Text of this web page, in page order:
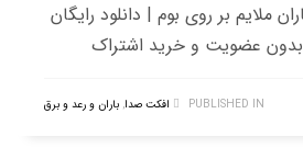
ملایم بر روی بوم | دانلود رایگان
عضویت و خرید اشتراک
PUBLISHED IN افکت صدا, باران و رعد و برق